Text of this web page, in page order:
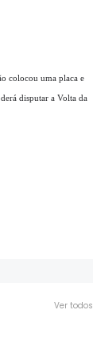
colocou uma placa e
disputar a Volta da
Ver todos